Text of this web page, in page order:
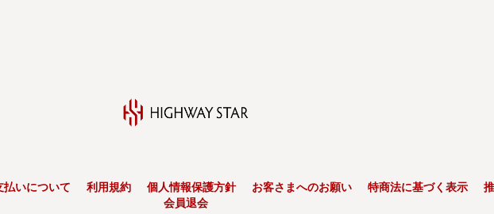
払いについて 利用規約 個人情報保護方針 お客さまへのお願い 特商法に基づく表示
会員退会